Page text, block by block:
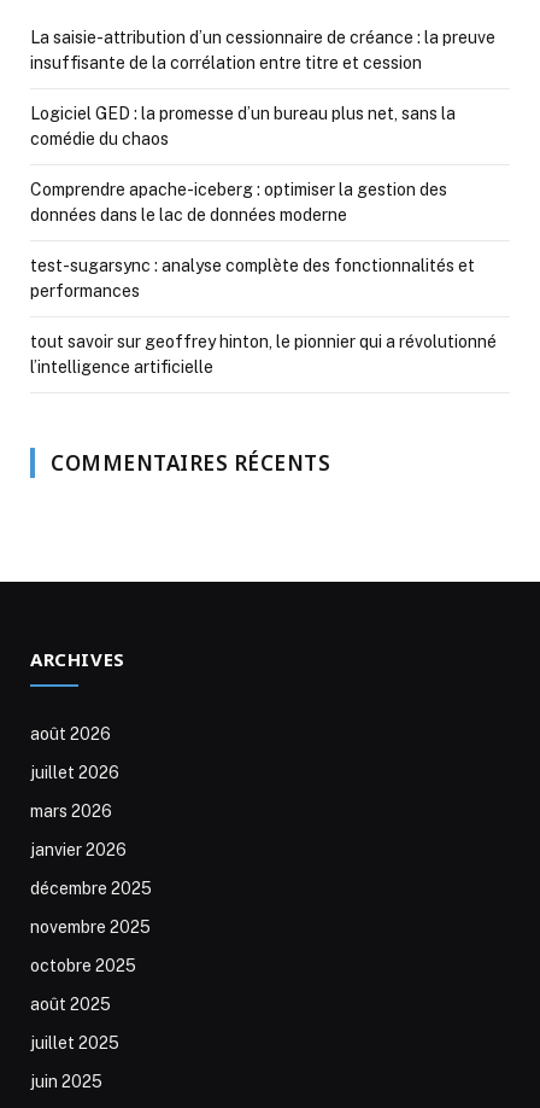
La saisie-attribution d’un cessionnaire de créance : la preuve
insuffisante de la corrélation entre titre et cession
Logiciel GED : la promesse d’un bureau plus net, sans la
comédie du chaos
Comprendre apache-iceberg : optimiser la gestion des
données dans le lac de données moderne
test-sugarsync : analyse complète des fonctionnalités et
performances
tout savoir sur geoffrey hinton, le pionnier qui a révolutionné
l’intelligence artificielle
COMMENTAIRES RÉCENTS
ARCHIVES
août 2026
juillet 2026
mars 2026
janvier 2026
décembre 2025
novembre 2025
octobre 2025
août 2025
juillet 2025
juin 2025